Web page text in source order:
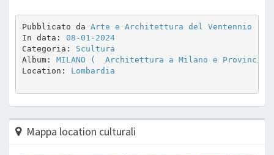
Pubblicato da Arte e Architettura del Ventennio
In data: 08-01-2024
Categoria: Scultura
Album: MILANO (  Architettura a Milano e Provincia
Location: Lombardia
Mappa location culturali